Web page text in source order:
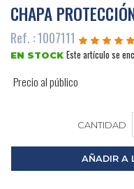
CHAPA
Ref. : 1007111
EN STOCK Este artículo se
Precio al público
CANTIDAD
AÑADIR A